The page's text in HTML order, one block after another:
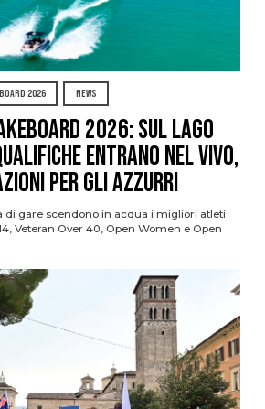
2026 NEWS
2026: sul Lago
entrano nel vivo,
per gli azzurri
di gare scendono in acqua i migliori atleti
Veteran Over 40, Open Women e Open